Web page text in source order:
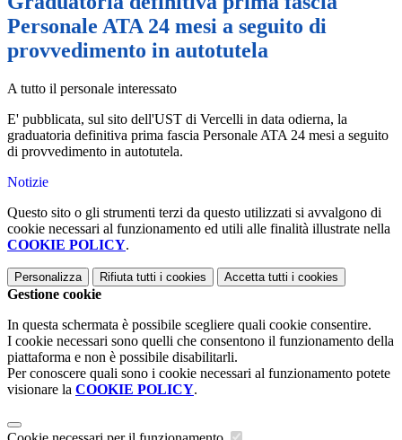
Personale ATA 24 mesi a seguito di
provvedimento in autotutela
A tutto il personale interessato
E' pubblicata, sul sito dell'UST di Vercelli in data odierna, la
graduatoria definitiva prima fascia Personale ATA 24 mesi a seguito
di provvedimento in autotutela.
Notizie
Questo sito o gli strumenti terzi da questo utilizzati si avvalgono di
cookie necessari al funzionamento ed utili alle finalità illustrate nella
COOKIE POLICY.
Personalizza Rifiuta tutti i cookies Accetta tutti i cookies
Gestione cookie
In questa schermata è possibile scegliere quali cookie consentire.
I cookie necessari sono quelli che consentono il funzionamento della
piattaforma e non è possibile disabilitarli.
Per conoscere quali sono i cookie necessari al funzionamento potete
visionare la COOKIE POLICY.